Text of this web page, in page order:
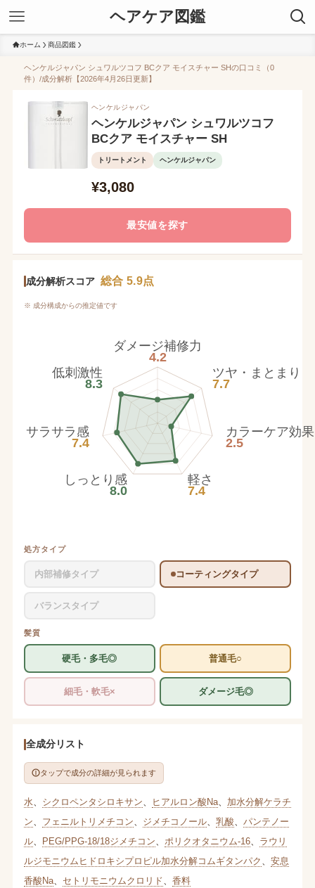
ヘアケア図鑑
ホーム 商品図鑑
ヘンケルジャパン シュワルツコフ BCクア モイスチャー SHの口コミ（0
件）/成分解析【2026年4月26日更新】
ヘンケルジャパン
ヘンケルジャパン シュワルツコフ
BCクア モイスチャー SH
トリートメント ヘンケルジャパン
¥3,080
最安値を探す
成分解析スコア 総合 5.9点
※ 成分構成からの推定値です
ダメージ補修力
4.2
ツヤ・まとまり
7.7
カラーケア効果
2.5
軽さ
7.4
しっとり感
8.0
サラサラ感
7.4
低刺激性
8.3
処方タイプ
内部補修タイプ コーティングタイプ
バランスタイプ
髪質
硬毛・多毛◎ 普通毛○
細毛・軟毛× ダメージ毛◎
全成分リスト
タップで成分の詳細が見られます
水 シクロペンタシロキサン ヒアルロン酸Na、 加水分解ケラチ
ン
フェニルトリメチコン ジメチコノール、 乳酸
パンテノー
ル、 PEG/PPG-18/18ジメチコン ポリクオタニウム-16、 ラウリ
ルジモニウムヒドロキシプロピル加水分解コムギタンパク
安息
香酸Na、 セトリモニウムクロリド 香料